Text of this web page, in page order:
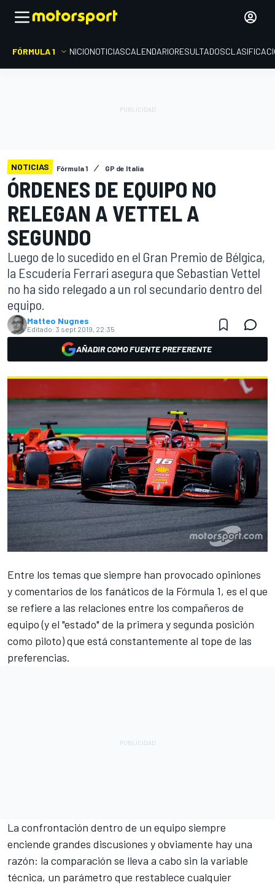
FÓRMULA 1 INICIONOTICIASCALENDARIORESULTADOS
NOTICIAS Fórmula 1 GP de Italia
ÓRDENES DE EQUIPO NO
RELEGAN A VETTEL A
SEGUNDO
Luego de lo sucedido en el Gran Premio de Bélgica,
la Escudería Ferrari asegura que Sebastian Vettel
no ha sido relegado a un rol secundario dentro del
equipo.
Matteo Nugnes
Editado: 3 sept 2019, 22:35
AÑADIR COMO FUENTE PREFERENTE
Entre los temas que siempre han provocado opiniones
y comentarios de los fanáticos de la Fórmula 1, es el que
se refiere a las relaciones entre los compañeros de
equipo (y el "estado" de la primera y segunda posición
como piloto) que está constantemente al tope de las
preferencias.
La confrontación dentro de un equipo siempre
enciende grandes discusiones y obviamente hay una
razón: la comparación se lleva a cabo sin la variable
técnica, un parámetro que restablece cualquier